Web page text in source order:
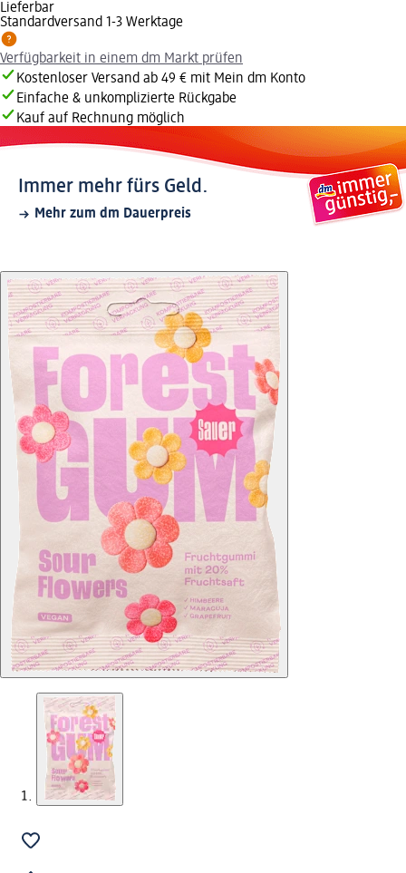
Lieferbar
Standardversand 1-3 Werktage
Verfügbarkeit in einem dm Markt prüfen
Kostenloser Versand ab 49 € mit Mein dm Konto
Einfache & unkomplizierte Rückgabe
Kauf auf Rechnung möglich
Immer mehr fürs Geld.
Mehr zum dm Dauerpreis